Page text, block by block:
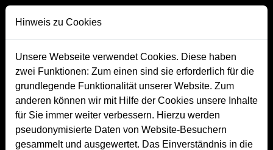
Direkt zur Hauptnavigation springen
Direkt zum Inhalt springen
Zur Unternavigation springen
Produkte
Akustikpanels
Hinweis zu Cookies
Unsere Webseite verwendet Cookies. Diese haben
zwei Funktionen: Zum einen sind sie erforderlich für die
grundlegende Funktionalität unserer Website. Zum
anderen können wir mit Hilfe der Cookies unsere Inhalte
für Sie immer weiter verbessern. Hierzu werden
pseudonymisierte Daten von Website-Besuchern
gesammelt und ausgewertet. Das Einverständnis in die